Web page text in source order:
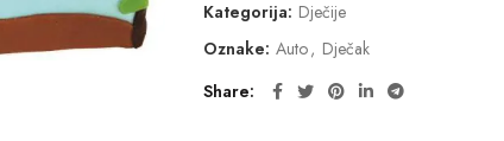
Kategorija: Dječije
Oznake: Auto, Dječak
Share